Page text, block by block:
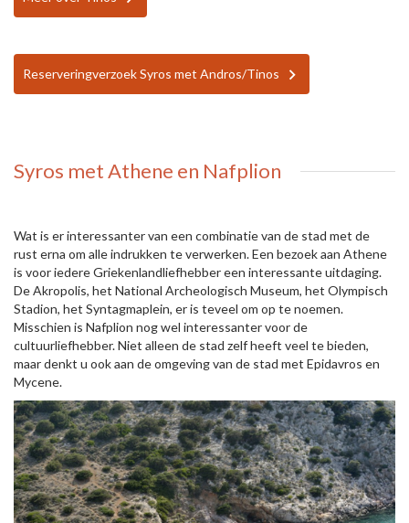
Reserveringverzoek Syros met Andros/Tinos
Syros met Athene en Nafplion
Wat is er interessanter van een combinatie van de stad met de
rust erna om alle indrukken te verwerken. Een bezoek aan Athene
is voor iedere Griekenlandliefhebber een interessante uitdaging.
De Akropolis, het National Archeologisch Museum, het Olympisch
Stadion, het Syntagmaplein, er is teveel om op te noemen.
Misschien is Nafplion nog wel interessanter voor de
cultuurliefhebber. Niet alleen de stad zelf heeft veel te bieden,
maar denkt u ook aan de omgeving van de stad met Epidavros en
Mycene.